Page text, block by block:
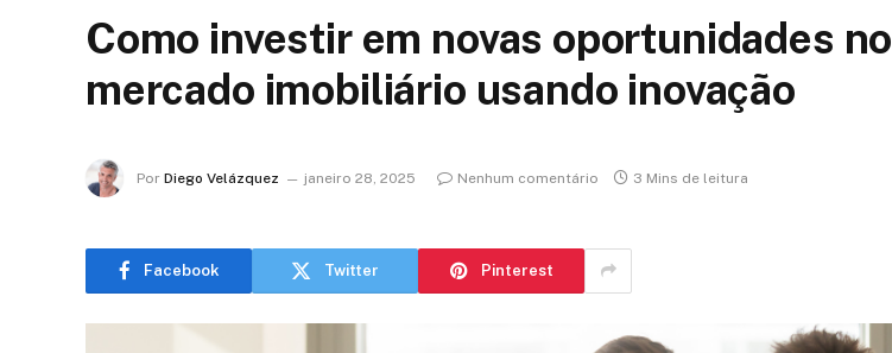
Como investir em novas oportunidades no
mercado imobiliário usando inovação
Por Diego Velázquez janeiro 28, 2025 Nenhum comentário 3 Mins de leitura
Facebook Twitter Pinterest